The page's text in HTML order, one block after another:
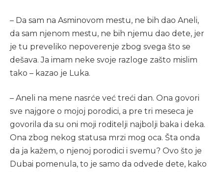
– Da sam na Asminovom mestu, ne bih dao Aneli,
da sam njenom mestu, ne bih njemu dao dete, jer
je tu preveliko nepoverenje zbog svega što se
dešava. Ja imam neke svoje razloge zašto mislim
tako – kazao je Luka.
– Aneli na mene nasrće već treći dan. Ona govori
sve najgore o mojoj porodici, a pre tri meseca je
govorila da su oni moji roditelji najbolji baka i deka.
Ona zbog nekog statusa mrzi mog oca. Šta onda
da ja kažem, o njenoj porodici i svemu? Ovo što je
Dubai pomenula, to je samo da odvede dete, kako